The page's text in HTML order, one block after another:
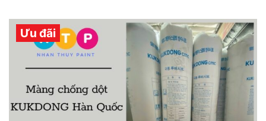
Ưu đãi